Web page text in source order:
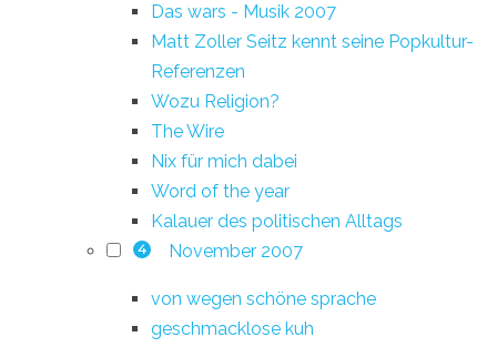
Das wars - Musik 2007
Matt Zoller Seitz kennt seine Popkultur-
Referenzen
Wozu Religion?
The Wire
Nix für mich dabei
Word of the year
Kalauer des politischen Alltags
4 November 2007
von wegen schöne sprache
geschmacklose kuh